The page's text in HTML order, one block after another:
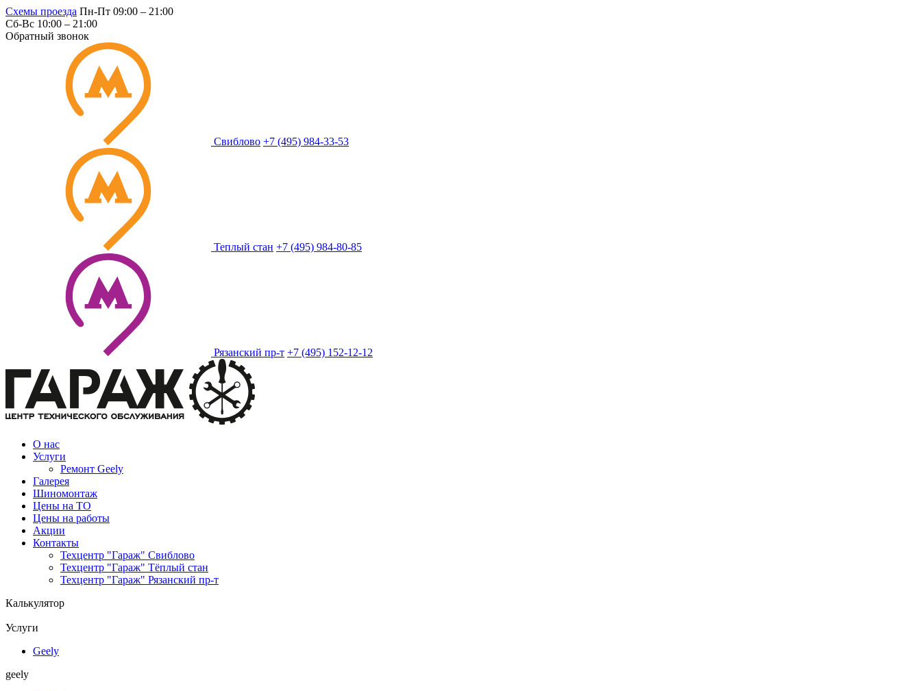
Схемы проезда Пн-Пт 09:00 – 21:00
Сб-Вс 10:00 – 21:00
Обратный звонок
Свиблово +7 (495) 984-33-53
Теплый стан +7 (495) 984-80-85
Рязанский пр-т +7 (495) 152-12-12
О нас
Услуги
Ремонт Geely
Галерея
Шиномонтаж
Цены на ТО
Цены на работы
Акции
Контакты
Техцентр "Гараж" Свиблово
Техцентр "Гараж" Тёплый стан
Техцентр "Гараж" Рязанский пр-т
Калькулятор
Услуги
Geely
geely